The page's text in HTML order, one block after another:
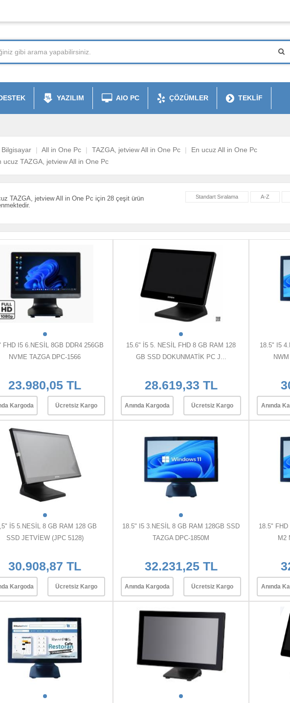
YAZILIM AIO PC ÇÖZÜMLER TEKLİF
Bilgisayar All in One Pc TAZGA, jetview All in One Pc
En ucuz All in One Pc
ucuz TAZGA, jetview All in One Pc
TAZGA, jetview All in One Pc için 28 çeşit ürün
Standart Sıralama A-Z
FHD I5 6.NESİL 8GB DDR4 256GB
NVME TAZGA DPC-1566
23.980,05 TL
Kargoda Ücretsiz Kargo
15.6" İ5 5. NESİL FHD 8 GB RAM 128
GB SSD DOKUNMATİK PC J...
28.619,33 TL
Anında Kargoda Ücretsiz Kargo
18.5" I5
Anında
İ5 5.NESİL 8 GB RAM 128 GB
SSD JETVİEW (JPC 5128)
30.908,87 TL
Kargoda Ücretsiz Kargo
18.5" I5 3.NESİL 8 GB RAM 128GB SSD
TAZGA DPC-1850M
32.231,25 TL
Anında Kargoda Ücretsiz Kargo
18.5"
M2
Anında